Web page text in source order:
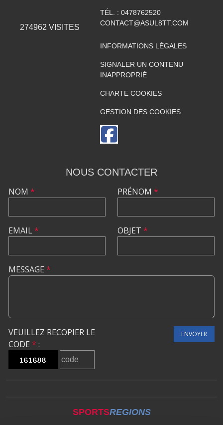
274962 VISITES
TÉL. : 0478762520
CONTACT@ASUL8TT.COM
INFORMATIONS LÉGALES
SIGNALER UN CONTENU
INAPPROPRIÉ
CHARTE COOKIES
GESTION DES COOKIES
NOUS CONTACTER
NOM *
EMAIL*
PRÉNOM *
OBJET *
MESSAGE *
VEUILLEZ RECOPIER LE
CODE * :
ENVOYER
SPORTSREGIONS